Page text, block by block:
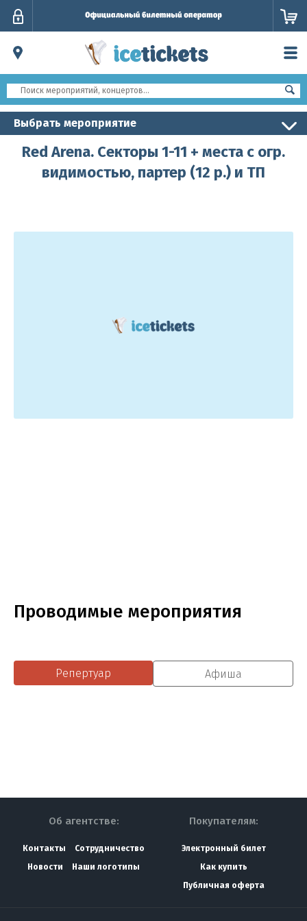
Выбрать мероприятие
Red Arena. Секторы 1-11 + места с огр.
видимостью, партер (12 р.) и ТП
Проводимые мероприятия
Репертуар Афиша
Об агентстве:
Контакты
Сотрудничество
Новости
Наши логотипы
Покупателям:
Электронный билет
Как купить
Публичная оферта